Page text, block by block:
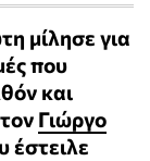
μίλησε για
που
και
Γιώργο
έστειλε